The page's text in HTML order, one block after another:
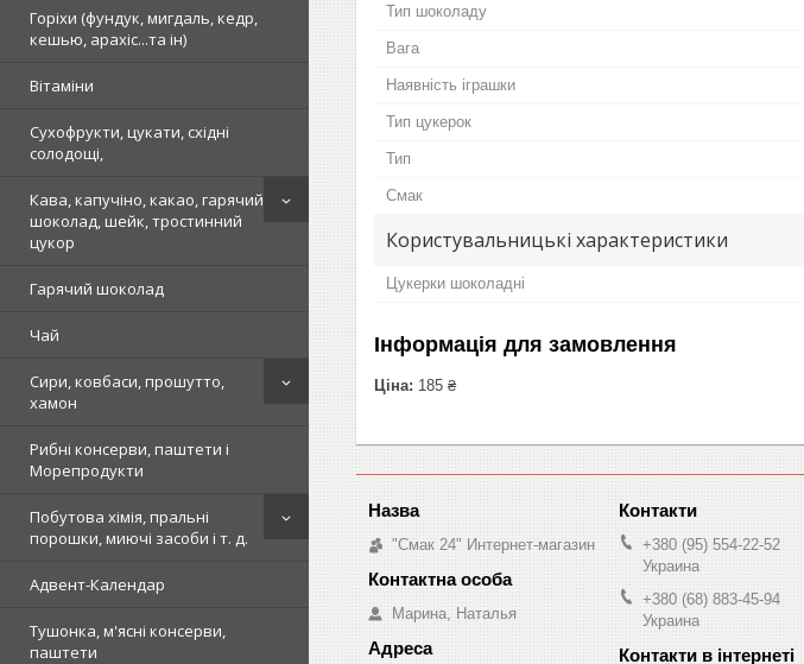
Горіхи (фундук, мигдаль, кедр,
кешью, арахіс...та ін)
Вітаміни
Сухофрукти, цукати, східні
солодощі,
Кава, капучіно, какао, гарячий
шоколад, шейк, тростинний
цукор
Гарячий шоколад
Чай
Сири, ковбаси, прошутто,
хамон
Рибні консерви, паштети і
Морепродукти
Побутова хімія, пральні
порошки, миючі засоби і т. д.
Адвент-Календар
Тушонка, м'ясні консерви,
паштети
Тип шоколаду
Вага
Наявність іграшки
Тип цукерок
Тип
Смак
Користувальницькі характеристики
Цукерки шоколадні
Інформація для замовлення
Ціна: 185 ₴
"Смак 24" Интернет-магазин
Марина, Наталья
+380 (95) 554-22-52
Украина
+380 (68) 883-45-94
Украина